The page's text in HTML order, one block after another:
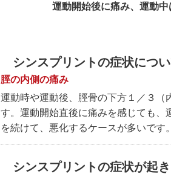
運動開始後に痛み、運動
シンスプリントの症状につ
脛の内側の痛み
運動時や運動後、脛骨の下方１／３（
す。運動開始直後に痛みを感じても、
を続けて、悪化するケースが多いです。
シンスプリントの症状が起